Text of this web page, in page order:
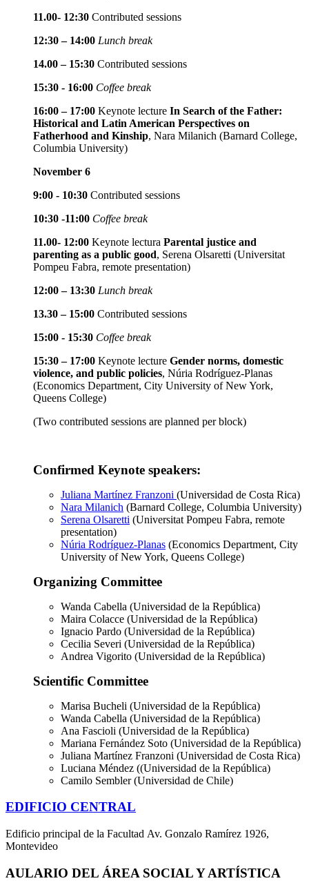
11.00- 12:30 Contributed sessions
12:30 – 14:00 Lunch break
14.00 – 15:30 Contributed sessions
15:30 - 16:00 Coffee break
16:00 – 17:00 Keynote lecture In Search of the Father:
Historical and Latin American Perspectives on
Fatherhood and Kinship, Nara Milanich (Barnard College,
Columbia University)
November 6
9:00 - 10:30 Contributed sessions
10:30 -11:00 Coffee break
11.00- 12:00 Keynote lectura Parental justice and
parenting as a public good, Serena Olsaretti (Universitat
Pompeu Fabra, remote presentation)
12:00 – 13:30 Lunch break
13.30 – 15:00 Contributed sessions
15:00 - 15:30 Coffee break
15:30 – 17:00 Keynote lecture Gender norms, domestic
violence, and public policies, Núria Rodríguez-Planas
(Economics Department, City University of New York,
Queens College)
(Two contributed sessions are planned per block)
Confirmed Keynote speakers:
Juliana Martínez Franzoni (Universidad de Costa Rica)
Nara Milanich (Barnard College, Columbia University)
Serena Olsaretti (Universitat Pompeu Fabra, remote
presentation)
Núria Rodríguez-Planas (Economics Department, City
University of New York, Queens College)
Organizing Committee
Wanda Cabella (Universidad de la República)
Maira Colacce (Universidad de la República)
Ignacio Pardo (Universidad de la República)
Cecilia Severi (Universidad de la República)
Andrea Vigorito (Universidad de la República)
Scientific Committee
Marisa Bucheli (Universidad de la República)
Wanda Cabella (Universidad de la República)
Ana Fascioli (Universidad de la República)
Mariana Fernández Soto (Universidad de la República)
Juliana Martínez Franzoni (Universidad de Costa Rica)
Luciana Méndez ((Universidad de la República)
Camilo Sembler (Universidad de Chile)
EDIFICIO CENTRAL
Edificio principal de la Facultad Av. Gonzalo Ramírez 1926,
Montevideo
AULARIO DEL ÁREA SOCIAL Y ARTÍSTICA